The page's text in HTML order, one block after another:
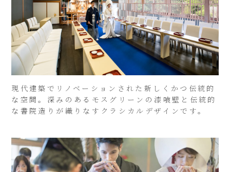
現代建築でリノベーションされた新しくかつ伝統的
な空間。深みのあるモスグリーンの漆喰壁と伝統的
な書院造りが織りなすクラシカルデザインです。